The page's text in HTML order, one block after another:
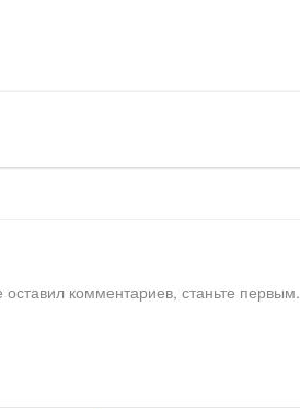
комментариев, станьте первым.